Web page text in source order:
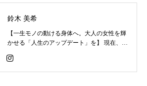
鈴木 美希
【一生モノの動ける身体へ。大人の女性を輝
かせる「人生のアップデート」を】 現在、二
傍ら、荒川総合スポーツセンターや三菱養和
にて現役のインストラクターとして活動して